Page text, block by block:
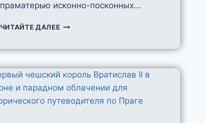
праматерью исконно-посконных…
ЧИТАЙТЕ ДАЛЕЕСВЯТАЯ